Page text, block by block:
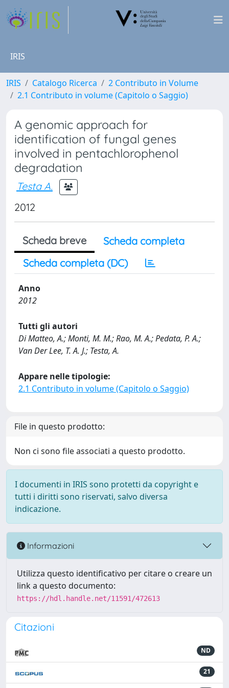
IRIS
IRIS Catalogo Ricerca
2 Contributo in Volume
2.1 Contributo in volume (Capitolo o Saggio)
A genomic approach for
identification of fungal genes
involved in pentachlorophenol
degradation
Testa A.
2012
Scheda breve
Scheda completa
Scheda completa (DC)
Anno
2012
Tutti gli autori
Di Matteo, A.; Monti, M. M.; Rao, M. A.; Pedata, P. A.;
Van Der Lee, T. A. J.; Testa, A.
Appare nelle tipologie:
2.1 Contributo in volume (Capitolo o Saggio)
File in questo prodotto:
Non ci sono file associati a questo prodotto.
I documenti in IRIS sono protetti da copyright e
tutti i diritti sono riservati, salvo diversa
indicazione.
Informazioni
Utilizza questo identificativo per citare o creare un
link a questo documento:
https://hdl.handle.net/11591/472613
Citazioni
ND
21